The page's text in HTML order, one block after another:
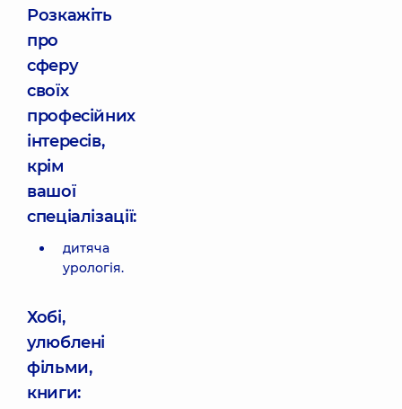
Розкажіть
про
сферу
своїх
професійних
інтересів,
крім
вашої
спеціалізації:
дитяча
урологія.
Хобі,
улюблені
фільми,
книги: